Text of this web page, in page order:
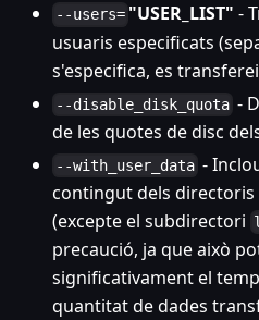
--users= "USER_LIST" -
usuaris especificats
s'especifica, es
--disable_disk_quota -
de les quotes de disc
--with_user_data -
contingut dels directoris
(excepte el subdirectori
precaució, ja que això
significativament el
quantitat de dades